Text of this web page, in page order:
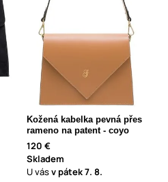
Kožená kabelka pevná přes
rameno na patent - coyo
120 €
Skladem
U vásv pátek7. 8.